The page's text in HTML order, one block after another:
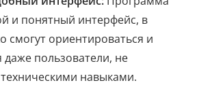
и понятный интерфейс, в
смогут ориентироваться и
даже пользователи, не
навыками.